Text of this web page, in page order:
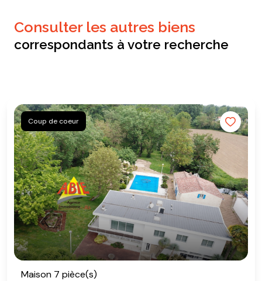
consulter les autres biens
correspondants à votre recherche
Coup de coeur
Maison 7 pièce(s)